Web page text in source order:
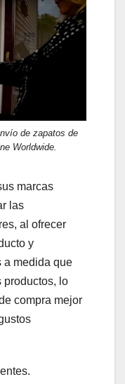
de zapatos de
Worldwide.
marcas
las
al ofrecer
y
a medida que
productos, lo
compra mejor